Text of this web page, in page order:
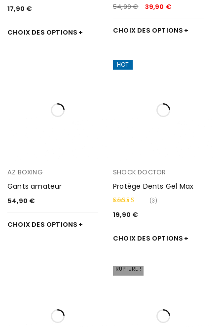
Note
4.00sur
5
17,90 €
CHOIX DES OPTIONS
54,90€ 39,90 €
CHOIX DES OPTIONS
AZ BOXING
Gants amateur
54,90 €
CHOIX DES OPTIONS
HOT
SHOCK DOCTOR
Protège Dents Gel Max
Note 5.00
sur 5
(3)
19,90 €
CHOIX DES OPTIONS
RUPTURE !